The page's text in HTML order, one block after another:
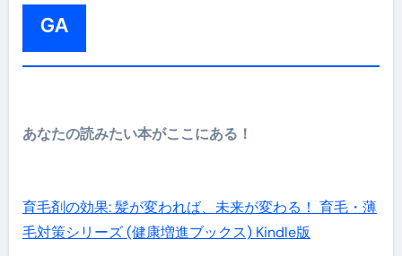
GA
あなたの読みたい本がここにある！
育毛剤の効果: 髪が変われば、未来が変わる！ 育毛・薄
毛対策シリーズ (健康増進ブックス) Kindle版